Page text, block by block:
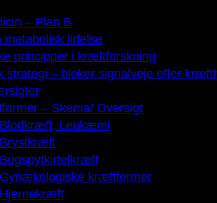
– Plan B
lidelse
principper i kræftforskning
strategi – bloker signalveje efter
– Skema/ Oversigt
Blodkræft, Leukæmi
Brystkræft
Bugspytkirtelkræft
Gynækologiske kræftformer
Hjernekræft